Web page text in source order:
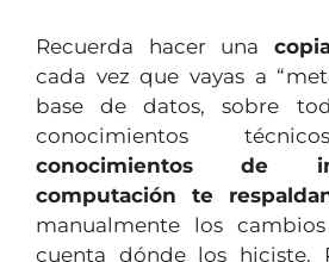
Recuerda hacer una
cada vez que vayas a
base de datos, sobre
conocimientos
conocimientos de
computación te
manualmente los
cuenta dónde los hiciste.